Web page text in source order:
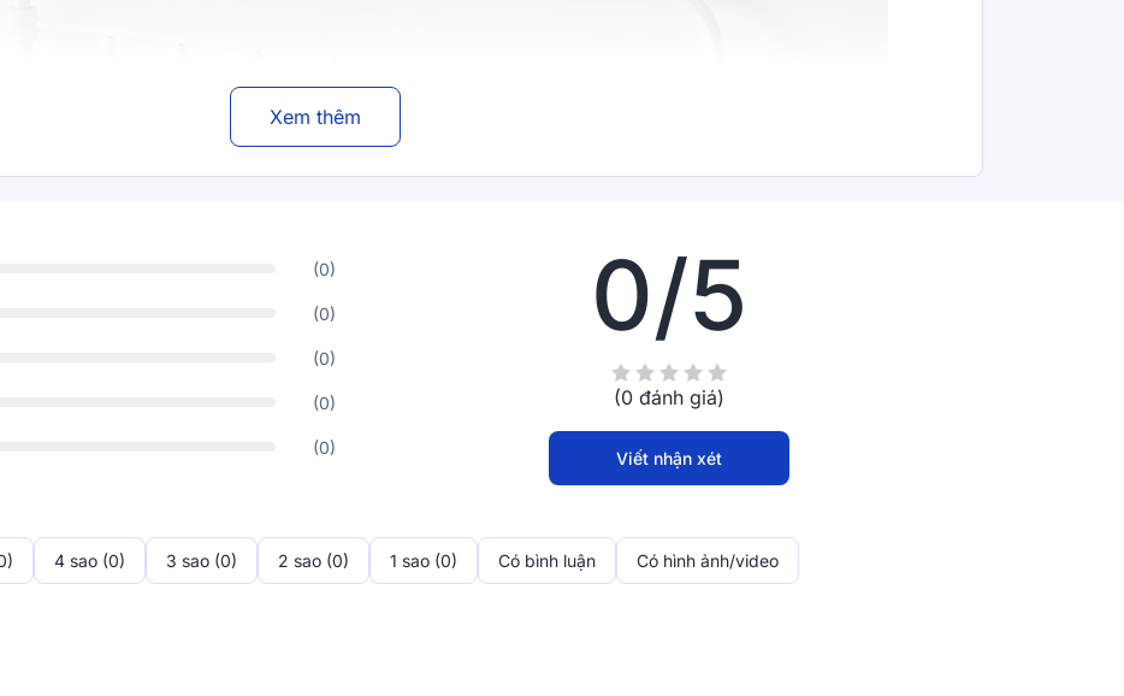
Xem thêm
(0)
(0)
(0)
(0)
(0)
0/5
(0 đánh giá)
Viết nhận xét
4 sao (0) 3 sao (0) 2 sao (0) 1 sao (0) Có bình luận Có hình ảnh/video